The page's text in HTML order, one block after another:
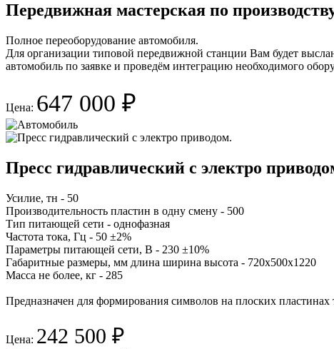
Передвижная мастерская по
Полное переоборудование автомобиля.
Для организации типовой передвижной станции Вам будет
автомобиль по заявке и проведём интеграцию необходимого
Цена: 647 000 ₽
Пресс гидравлический с электро
Усилие, тн - 50
Производительность пластин в одну смену - 500
Тип питающей сети - однофазная
Частота тока, Гц - 50 ±2%
Параметры питающей сети, В - 230 ±10%
Габаритные размеры, мм длина ширина высота - 720х500х1220
Масса не более, кг - 285
Предназначен для формирования символов на плоских
Цена: 242 500 ₽